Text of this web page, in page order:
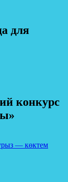
для
конкурс
— көктем